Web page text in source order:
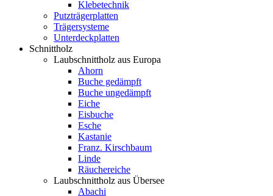
Klebetechnik
Putzträgerplatten
Trägersysteme
Unterdeckplatten
Schnittholz
Laubschnittholz aus Europa
Ahorn
Buche gedämpft
Buche ungedämpft
Eiche
Eisbuche
Esche
Kastanie
Franz. Kirschbaum
Linde
Räuchereiche
Laubschnittholz aus Übersee
Abachi